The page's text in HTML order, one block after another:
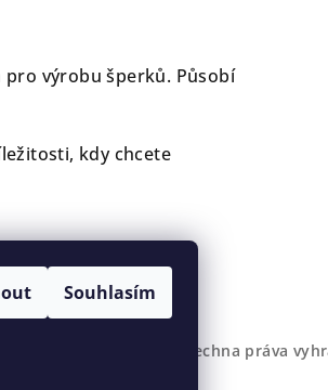
Souhlasím
pro výrobu šperků. Působí
kdy chcete
. Všechna práva